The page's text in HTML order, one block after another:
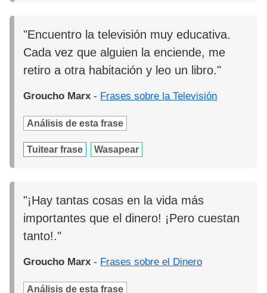
"Encuentro la televisión muy educativa.
Cada vez que alguien la enciende, me
retiro a otra habitación y leo un libro."
Groucho Marx - Frases sobre la Televisión
Análisis de esta frase
Tuitear frase Wasapear
"¡Hay tantas cosas en la vida más
importantes que el dinero! ¡Pero cuestan
tanto!."
Groucho Marx - Frases sobre el Dinero
Análisis de esta frase